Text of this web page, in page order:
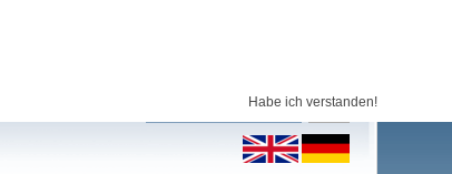
Habe ich verstanden!